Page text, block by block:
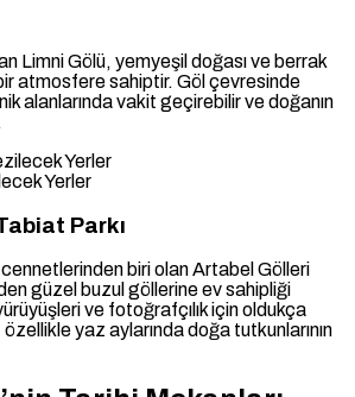
Limni Gölü, yemyeşil doğası ve berrak
atmosfere sahiptir. Göl çevresinde
alanlarında vakit geçirebilir ve doğanın
Yerler
Parkı
cennetlerinden biri olan Artabel Gölleri
güzel buzul göllerine ev sahipliği
ve fotoğrafçılık için oldukça
yaz aylarında doğa tutkunlarının